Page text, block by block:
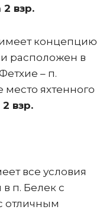
2 взр.
концепцию
и расположен в
– п.
яхтенного
взр.
все условия
п. Белек c
отличным